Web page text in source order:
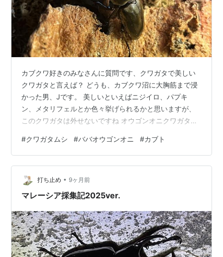
カブクワ好きのみなさんに質問です、クワガタで美しい
クワガタと言えば？ どうも、カブクワ沼に大胸筋まで浸
かった男、Jです。 美しいといえばニジイロ、パプキ
ン、メタリフェルとか色々挙げられるかと思いますが、
このクワガタは外せないですね オウゴンオニクワガタ！
色が変わります。もう少し乾燥すると下のようにちゃん
とと黄金になりますよ 今回はその一種のババオウゴンに
ついて紹介しますね ■ババオウゴンオニとは？ ・学名：
Allotopus mollenkampi babai ・原産：ミャンマー タニ
ンダーリ等 ・体長：♂60mm~80mm超えることも（ギ…
#クワガタムシ #ババオウゴンオニ #カブト
打ち止め • 9ヶ月前
マレーシア採集記2025ver.